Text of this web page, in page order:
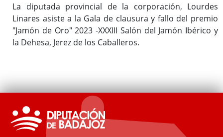
La diputada provincial de la corporación, Lourdes
Linares asiste a la Gala de clausura y fallo del premio
"Jamón de Oro" 2023 -XXXIII Salón del Jamón Ibérico y
la Dehesa, Jerez de los Caballeros.